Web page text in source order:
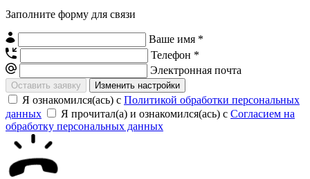
Заполните форму для связи
Ваше имя *
Телефон *
Электронная почта
Изменить настройки
Я ознакомился(ась) с Политикой обработки персональных
данных
Я прочитал(а) и ознакомился(ась) с Согласием на
обработку персональных данных